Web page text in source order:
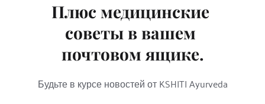
Плюс медицинские
советы в вашем
почтовом ящике.
Будьте в курсе новостей от KSHITI Ayurveda